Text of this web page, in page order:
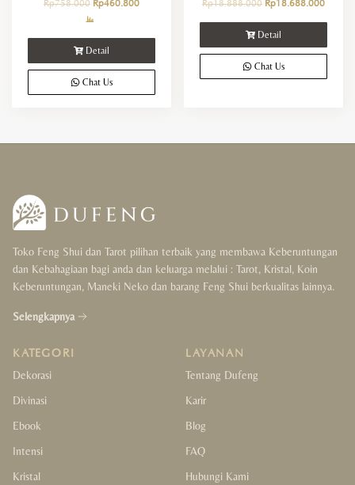
Rp758.000 Rp460.800
Detail
Chat Us
Rp18.888.000 Rp18.688.000
Detail
Chat Us
Toko Feng Shui dan Tarot pilihan terbaik yang membawa Keberuntungan
dan Kebahagiaan bagi anda dan keluarga melalui : Tarot, Kristal, Koin
Keberuntungan, Maneki Neko dan barang Feng Shui berkualitas lainnya.
Selengkapnya
KATEGORI
Dekorasi
Divinasi
Ebook
Intensi
Kristal
LAYANAN
Tentang Dufeng
Karir
Blog
FAQ
Hubungi Kami